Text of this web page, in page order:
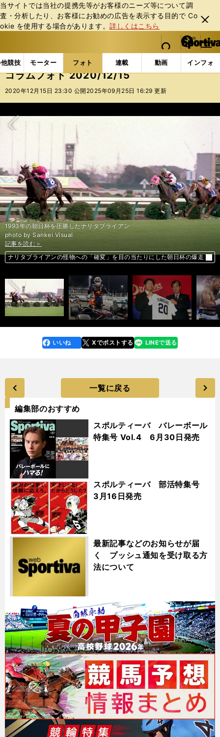
当サイトでは当社の提携先等がお客様のニーズ等について調
査・分析したり、お客様にお勧めの広告を表⽰する⽬的で Co
okie を使⽤する場合があります。詳しくはこちら
閉じ
る
web Sportiva (webスポルティーバ)
検索
マイペ
ー
ジ
メニュ
競技 モーター フォト 連載 動画 インフォ
b
ス
ポ
ル
ー
バ
フォトギャラリー コラムフォト コラムフォト
コラムフォト 2020/12/15
2020年12月15日 23:30 公開 2025年09月25日 16:29 更新
次へ
1993年の朝日杯を圧勝したナリタブライアン
photo by Sankei Visual
記事を読む＞
ナリタブライアンの怪物への「確変」を目の当たりにした朝日杯の爆走
記事を読む＞
レッドブル・ホンダの速さは本物。最終戦でメルセデスAMGに追いつく
記事を読む＞
川崎憲次郎が明かす中日FA移籍の真実。当初はヤクルト残留かMLBの二
択だった
記事を読む＞
井上尚弥に続くスター候補。米で「すこぶる評判がいい」日本人ボクサー
２人
前へ
faceboo
k
いいね Xでポストする
line LINEで送る
一覧に戻る
編集部のおすすめ
スポルティーバ バレーボール
特集号 Vol.4 6月30日発売
スポルティーバ 部活特集号
3月16日発売
最新記事などのお知らせが届
く プッシュ通知を受け取る方
法について